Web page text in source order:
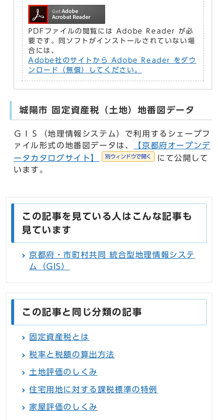
PDFファイルの閲覧には Adobe Reader が必
要です。同ソフトがインストールされていない場
合には、
Adobe社のサイトから Adobe Reader をダウ
ンロード（無償）してください。
城陽市 固定資産税（土地）地番図データ
ＧＩＳ（地理情報システム）で利用するシェープフ
ァイル形式の地番図データは、
【京都府オープンデ
ータカタログサイト】
別ウィンドウで開く
にて公開して
います。
この記事を見ている人はこんな記事も
見ています
京都府・市町村共同 統合型地理情報システ
ム（GIS）
この記事と同じ分類の記事
固定資産税とは
税率と税額の算出方法
土地評価のしくみ
住宅用地に対する課税標準の特例
家屋評価のしくみ